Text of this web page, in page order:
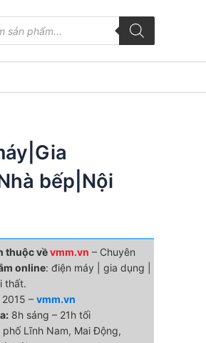
bếp|Nội
thuộc vềvmm.vn – Chuyên
online: điện máy | gia dụng |
thất.
– vmm.vn
8h sáng – 21h tối
phố Lĩnh Nam, Mai Động,